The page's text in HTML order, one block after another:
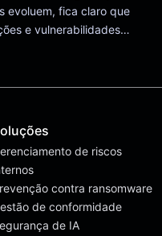
evoluem, fica claro que
e vulnerabilidades
de riscos
contra ransomware
de conformidade
de IA